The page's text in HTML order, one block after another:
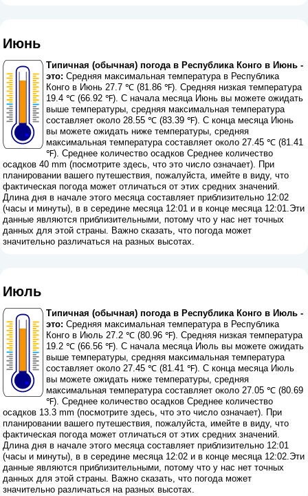
Июнь
Типичная (обычная) погода в Республика Конго в Июнь -
это: Средняя максимальная температура в Республика
Конго в Июнь 27.7 ℃ (81.86 ℉). Средняя низкая температура
19.4 ℃ (66.92 ℉). С начала месяца Июнь вы можете ожидать
выше температуры, средняя максимальная температура
составляет около 28.55 ℃ (83.39 ℉). С конца месяца Июнь
вы можете ожидать ниже температуры, средняя
максимальная температура составляет около 27.45 ℃ (81.41
℉). Среднее количество осадков Среднее количество
осадков 40 mm (посмотрите здесь, что это число означает). При
планировании вашего путешествия, пожалуйста, имейте в виду, что
фактическая погода может отличаться от этих средних значений.
Длина дня в начале этого месяца составляет приблизительно 12:02
(часы и минуты), в в середине месяца 12:01 и в конце месяца 12:01.Эти
данные являются приблизительными, потому что у нас нет точных
данных для этой страны. Важно сказать, что погода может
значительно различаться на разных высотах.
Июль
Типичная (обычная) погода в Республика Конго в Июль -
это: Средняя максимальная температура в Республика
Конго в Июль 27.2 ℃ (80.96 ℉). Средняя низкая температура
19.2 ℃ (66.56 ℉). С начала месяца Июль вы можете ожидать
выше температуры, средняя максимальная температура
составляет около 27.45 ℃ (81.41 ℉). С конца месяца Июль
вы можете ожидать ниже температуры, средняя
максимальная температура составляет около 27.05 ℃ (80.69
℉). Среднее количество осадков Среднее количество
осадков 13.3 mm (посмотрите здесь, что это число означает). При
планировании вашего путешествия, пожалуйста, имейте в виду, что
фактическая погода может отличаться от этих средних значений.
Длина дня в начале этого месяца составляет приблизительно 12:01
(часы и минуты), в в середине месяца 12:02 и в конце месяца 12:02.Эти
данные являются приблизительными, потому что у нас нет точных
данных для этой страны. Важно сказать, что погода может
значительно различаться на разных высотах.